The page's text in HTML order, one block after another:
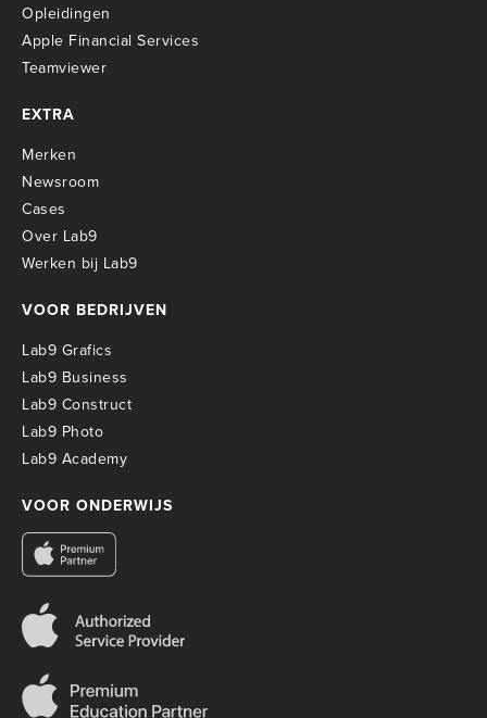
Opleidingen
Apple Financial Services
Teamviewer
EXTRA
Merken
Newsroom
Cases
Over Lab9
Werken bij Lab9
VOOR BEDRIJVEN
Lab9 Grafics
Lab9 Business
Lab9 Construct
Lab9 Photo
Lab9 Academy
VOOR ONDERWIJS